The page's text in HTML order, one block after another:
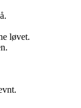
løvet.